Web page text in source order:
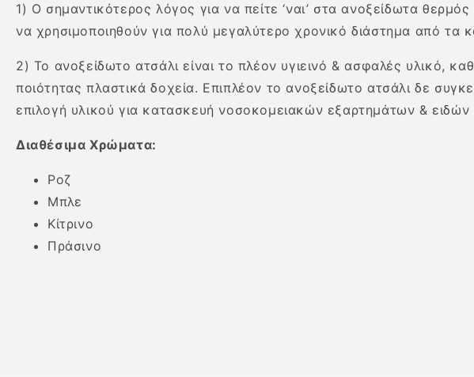
1) O σημαντικότερος λόγος για να πείτε ‘ναι’ στα ανοξείδωτα
να χρησιμοποιηθούν για πολύ μεγαλύτερο χρονικό διάστημα από τα
2) Το ανοξείδωτο ατσάλι είναι το πλέον υγιεινό & ασφαλές υλικό,
ποιότητας πλαστικά δοχεία. Επιπλέον το ανοξείδωτο ατσάλι δε
επιλογή υλικού για κατασκευή νοσοκομειακών εξαρτημάτων & ειδών
Διαθέσιμα Χρώματα:
Ροζ
Μπλε
Κίτρινο
Πράσινο